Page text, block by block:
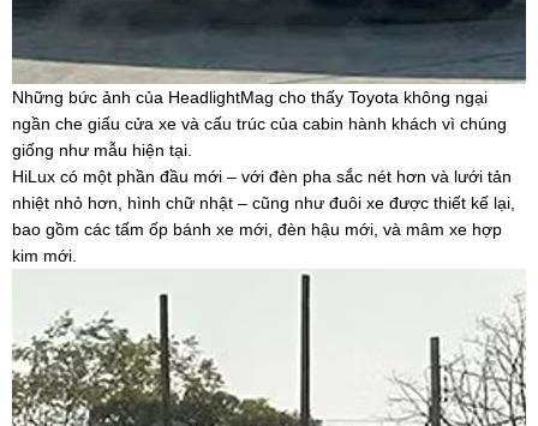
Những bức ảnh của HeadlightMag cho thấy Toyota không ngại
ngần che giấu cửa xe và cấu trúc của cabin hành khách vì chúng
giống như mẫu hiện tại.
HiLux có một phần đầu mới – với đèn pha sắc nét hơn và lưới tản
nhiệt nhỏ hơn, hình chữ nhật – cũng như đuôi xe được thiết kế lại,
bao gồm các tấm ốp bánh xe mới, đèn hậu mới, và mâm xe hợp
kim mới.